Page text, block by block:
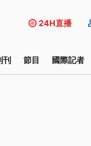
24H直播
刊 節目 國際記者